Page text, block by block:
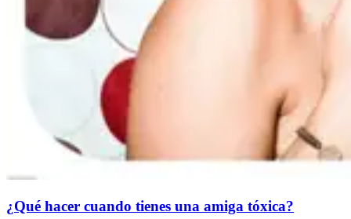
¿Qué hacer cuando tienes una amiga tóxica?